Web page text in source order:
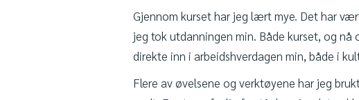
Gjennom kurset har jeg lært mye. Det har
jeg tok utdanningen min. Både kurset, og
direkte inn i arbeidshverdagen min, både i
Flere av øvelsene og verktøyene har jeg